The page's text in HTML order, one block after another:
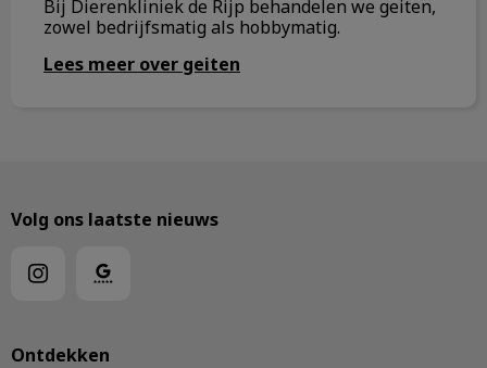
Bij Dierenkliniek de Rijp behandelen we geiten,
zowel bedrijfsmatig als hobbymatig.
Lees meer over geiten
Ontdekken
Volg ons laatste nieuws